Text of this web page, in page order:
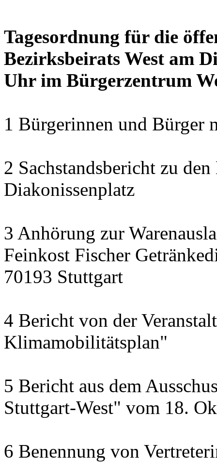
Tagesordnung für die
Bezirksbeirats West am
Uhr im Bürgerzentrum
1 Bürgerinnen und Bürger
2 Sachstandsbericht zu
Diakonissenplatz
3 Anhörung zur
Feinkost Fischer
70193 Stuttgart
4 Bericht von der
Klimamobilitätsplan"
5 Bericht aus dem
Stuttgart-West" vom 18.
6 Benennung von